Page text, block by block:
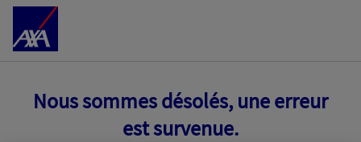
Accéder au Contenu
Nous sommes désolés, une erreur
est survenue.